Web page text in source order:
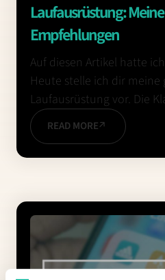
Laufausrüstung:
Empfehlungen
Auf diesen Artikel hatte
Heute stelle ich dir meine
Laufausrüstung vor. Die
READ MORE